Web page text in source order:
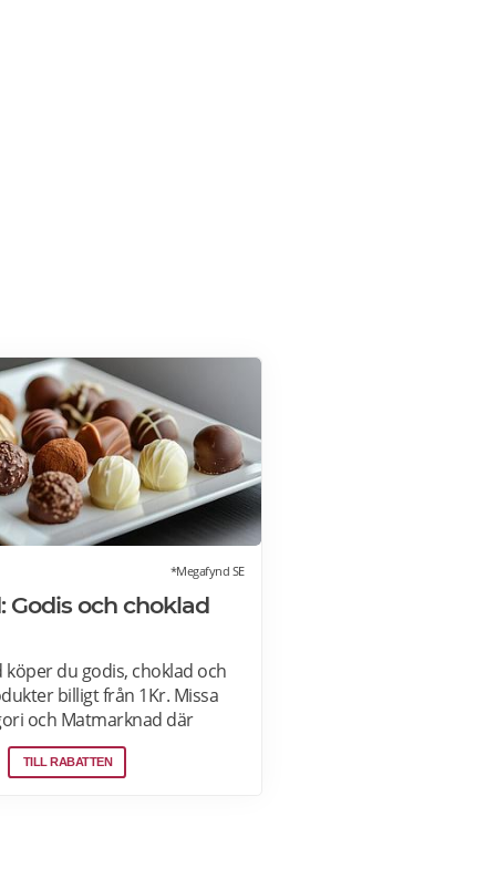
*Megafynd SE
Godis och choklad
köper du godis, choklad och
billigt från 1Kr. Missa
och Matmarknad där
aktuella
dag. Läs mer om
TILL RABATTEN